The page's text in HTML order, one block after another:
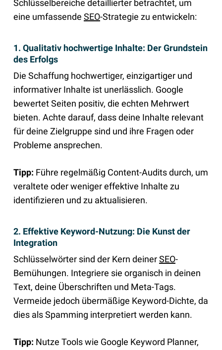
Schlüsselbereiche detaillierter betrachtet, um
eine umfassende SEO-Strategie zu entwickeln:
1. Qualitativ hochwertige Inhalte: Der Grundstein
des Erfolgs
Die Schaffung hochwertiger, einzigartiger und
informativer Inhalte ist unerlässlich. Google
bewertet Seiten positiv, die echten Mehrwert
bieten. Achte darauf, dass deine Inhalte relevant
für deine Zielgruppe sind und ihre Fragen oder
Probleme ansprechen.
Tipp: Führe regelmäßig Content-Audits durch, um
veraltete oder weniger effektive Inhalte zu
identifizieren und zu aktualisieren.
2. Effektive Keyword-Nutzung: Die Kunst der
Integration
Schlüsselwörter sind der Kern deinerSEO-
Bemühungen. Integriere sie organisch in deinen
Text, deine Überschriften und Meta-Tags.
Vermeide jedoch übermäßige Keyword-Dichte, da
dies als Spamming interpretiert werden kann.
Tipp: Nutze Tools wie Google Keyword Planner,